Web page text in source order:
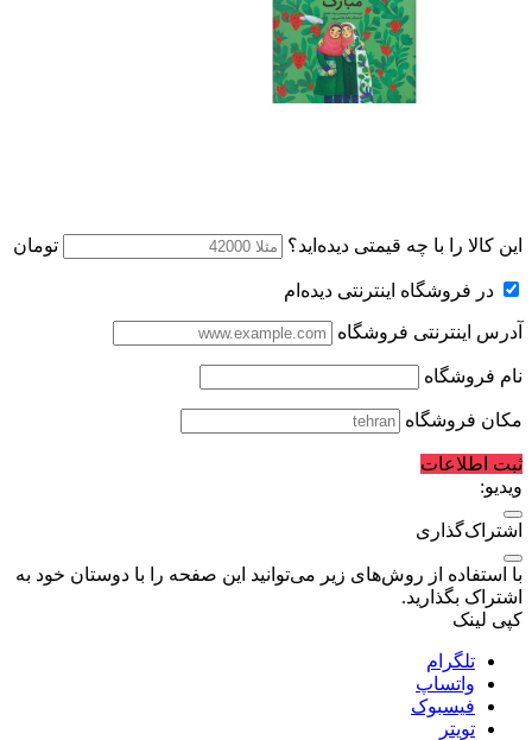
این کالا را با چه قیمتی دیده‌اید؟ تومان
در فروشگاه اینترنتی دیده‌ام
آدرس اینترنتی فروشگاه
نام فروشگاه
مکان فروشگاه
ثبت اطلاعات
ویدیو:
اشتراک‌گذاری
با استفاده از روش‌های زیر می‌توانید این صفحه را با دوستان خود به
اشتراک بگذارید.
کپی لینک
تلگرام
واتساپ
فیسبوک
تویتر